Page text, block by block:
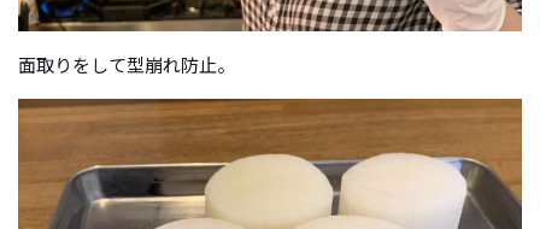
面取りをして型崩れ防止。